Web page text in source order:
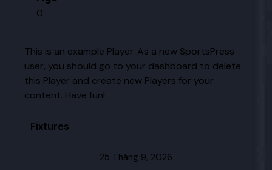
0
This is an example Player. As a new SportsPress
user, you should go to your dashboard to delete
this Player and create new Players for your
content. Have fun!
Fixtures
25 Tháng 9, 2026